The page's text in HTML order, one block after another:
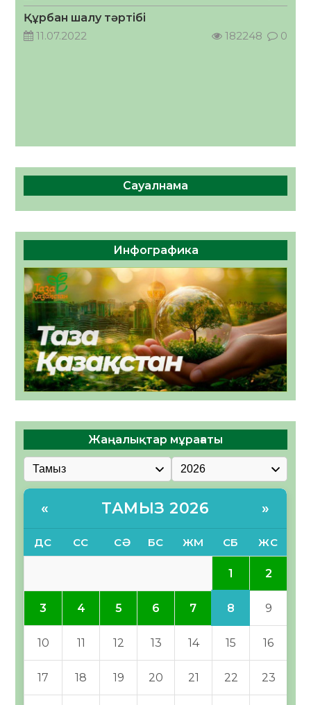
05.08.2026
47 0
Құрбан шалу тәртібі
11.07.2022
182248 0
Сауалнама
Инфографика
Жаңалықтар мұрағаты
« ТАМЫЗ 2026 »
ДС СС СӘ БС ЖМ СБ ЖС
1 2
3 4 5 6 7 8 9
10 11 12 13 14 15 16
17 18 19 20 21 22 23